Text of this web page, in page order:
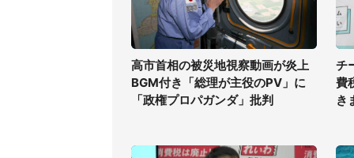
高市首相の被災地視察動画が炎上
BGM付き「総理が主役のPV」に
「政権プロパガンダ」批判
チ
費
き